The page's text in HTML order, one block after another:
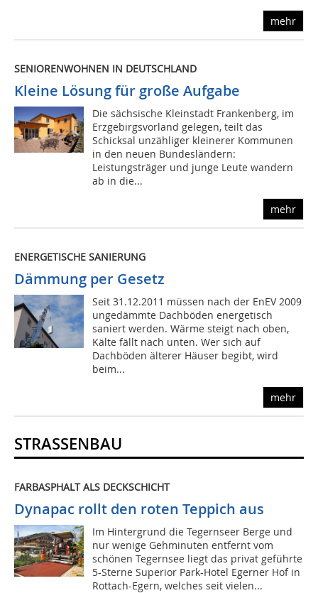
mehr
SENIORENWOHNEN IN DEUTSCHLAND
Kleine Lösung für große Aufgabe
Die sächsische Kleinstadt Frankenberg, im
Erzgebirgsvorland gelegen, teilt das
Schicksal unzähliger kleinerer Kommunen
in den neuen Bundesländern:
Leistungsträger und junge Leute wandern
ab in die...
mehr
ENERGETISCHE SANIERUNG
Dämmung per Gesetz
Seit 31.12.2011 müssen nach der EnEV 2009
ungedämmte Dachböden energetisch
saniert werden. Wärme steigt nach oben,
Kälte fällt nach unten. Wer sich auf
Dachböden älterer Häuser begibt, wird
beim...
mehr
STRASSENBAU
FARBASPHALT ALS DECKSCHICHT
Dynapac rollt den roten Teppich aus
Im Hintergrund die Tegernseer Berge und
nur wenige Gehminuten entfernt vom
schönen Tegernsee liegt das privat geführte
5-Sterne Superior Park-Hotel Egerner Hof in
Rottach-Egern, welches seit vielen...